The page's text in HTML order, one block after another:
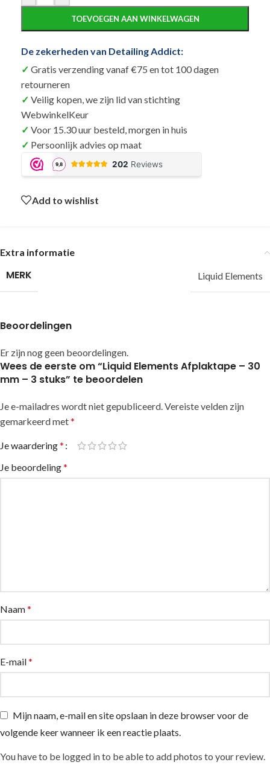
TOEVOEGEN AAN WINKELWAGEN
De zekerheden van Detailing Addict:
Gratis verzending vanaf €75 en tot 100 dagen
retourneren
Veilig kopen, we zijn lid van stichting
WebwinkelKeur
Voor 15.30 uur besteld, morgen in huis
Persoonlijk advies op maat
Add to wishlist
Extra informatie
MERK Liquid Elements
Beoordelingen
Er zijn nog geen beoordelingen.
Wees de eerste om “Liquid Elements Afplaktape – 30
mm – 3 stuks” te beoordelen
Je e-mailadres wordt niet gepubliceerd.Vereiste velden zijn
gemarkeerd met*
Je waardering*
Je beoordeling*
Naam*
E-mail*
Mijn naam, e-mail en site opslaan in deze browser voor de
volgende keer wanneer ik een reactie plaats.
You have to be logged in to be able to add photos to your review.
Alternative: